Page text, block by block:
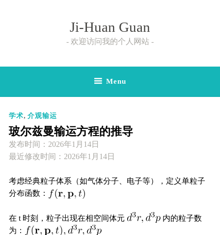
Ji-Huan Guan
欢迎访问我的个人网站
Menu
学术, 介观输运
玻尔兹曼输运方程的推导
发布时间： 2026年1月14日
最近修改时间：2026年1月14日
考虑经典粒子体系（如气体分子、电子等），定义单粒子
分布函数：
在 t 时刻，粒子出现在相空间体元
内的粒子数
为：